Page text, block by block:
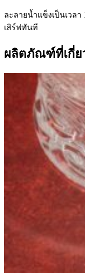
ละลายน้ำแข็งเป็นเวลา
เสิร์ฟทันที
ผลิตภัณฑ์ที่เกี่ย